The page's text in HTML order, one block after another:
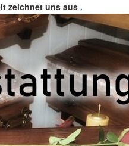
zeichnet uns aus .